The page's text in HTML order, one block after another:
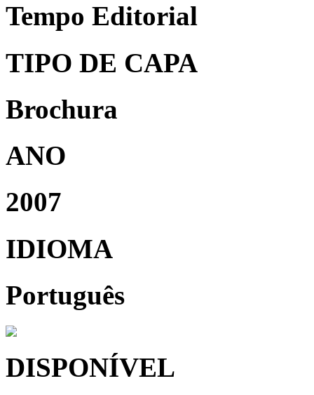
Tempo Editorial
TIPO DE CAPA
Brochura
ANO
2007
IDIOMA
Português
DISPONÍVEL